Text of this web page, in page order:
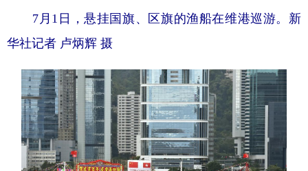
7月1日，悬挂国旗、区旗的渔船在维港巡游。新
华社记者 卢炳辉 摄